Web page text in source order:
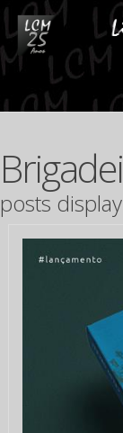
posts